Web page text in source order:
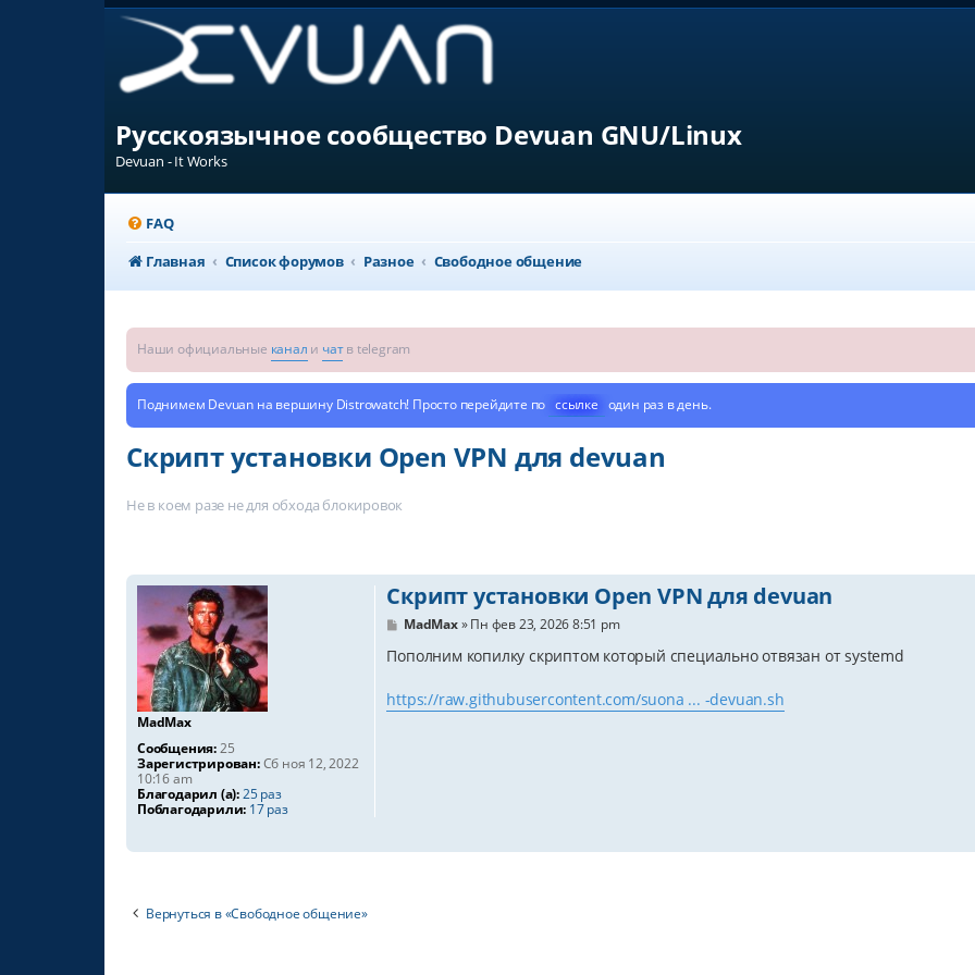
Русскоязычное сообщество Devuan GNU/Linux
Devuan - It Works
FAQ
Главная
Список форумов Разное Свободное общение
Наши официальные канал и чатв telegram
Поднимем Devuan на вершину Distrowatch! Просто перейдите по ссылке один раз в день.
Cкрипт установки Open VPN для devuan
Не в коем разе не для обхода блокировок
MadMax
Сообщения:25
Зарегистрирован:Сб ноя 12, 2022
10:16 am
Благодарил (а):25 раз
Поблагодарили: 17 раз
Cкрипт установки Open VPN для devuan
С
о
е
н
MadMax»Пн фев 23, 2026 8:51 pm
Пополним копилку скриптом который специально отвязан от systemd
https://raw.githubusercontent.com/suona ... -devuan.sh
Вернуться в «Свободное общение»